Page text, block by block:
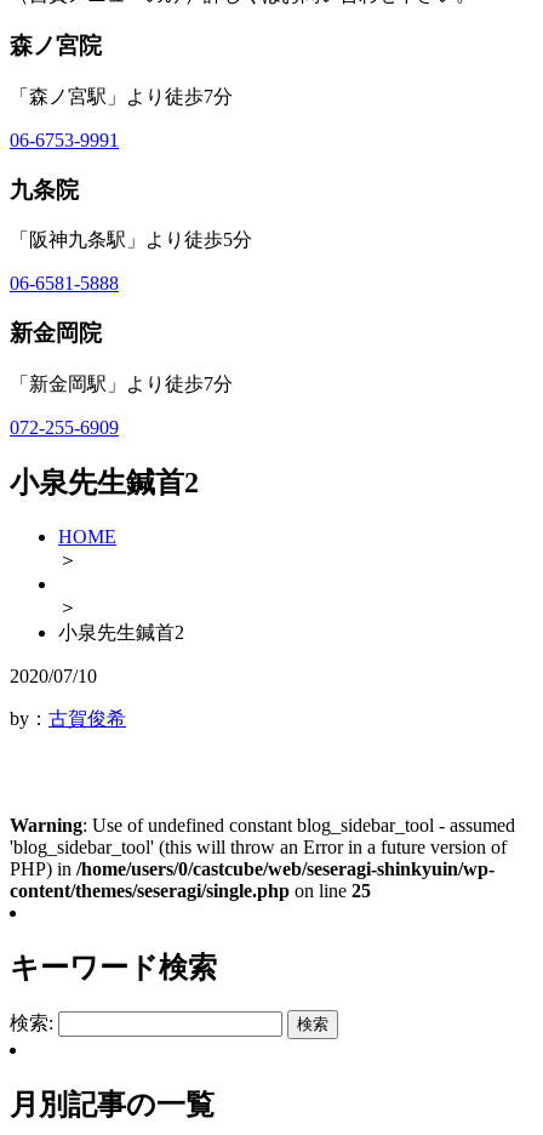
森ノ宮院
「森ノ宮駅」より徒歩7分
06-6753-9991
九条院
「阪神九条駅」より徒歩5分
06-6581-5888
新金岡院
「新金岡駅」より徒歩7分
072-255-6909
小泉先生鍼首2
HOME
＞
＞
小泉先生鍼首2
2020/07/10
by： 古賀俊希
Warning: Use of undefined constant blog_sidebar_tool - assumed
'blog_sidebar_tool' (this will throw an Error in a future version of
PHP) in /home/users/0/castcube/web/seseragi-shinkyuin/wp-
content/themes/seseragi/single.php on line 25
キーワード検索
検索:
月別記事の一覧